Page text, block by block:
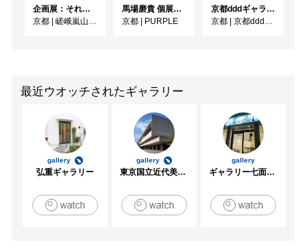
企画展：それいけ！ 応挙塾 －円山応挙とその弟子たち－
京都 | 嵯峨嵐山文華館
馬場磨貴 個展 「DONOR」
京都 | PURPLE
京都dddギャラリー第252回企画展 GRAPHIC CUBE –シアターポスター DNPグラフィックデザイン・アーカイブより
京都 | 京都dddギャラリー
最近ウオッチされたギャラリー
gallery
弘重ギャラリー
gallery
東京国立近代美術館
gallery
ギャラリー七面坂途中